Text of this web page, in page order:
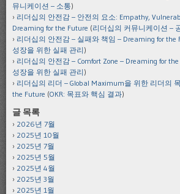
뮤니케이션 – 소통)
리더십의 안전감 – 안전의 요소: Empathy,
Dreaming for the Future (리더십의 커뮤니케이션 –
리더십의 안전감 – 실패와 책임 – Dreaming for the
성장을 위한 실패 관리)
리더십의 안전감 – Comfort Zone – Dreaming for
성장을 위한 실패 관리)
리더십의 리더 – Global Maximum을 위한 리더의
the Future (OKR: 목표와 핵심 결과)
글 목록
2026년 7월
2025년 10월
2025년 7월
2025년 5월
2025년 4월
2025년 3월
2025년 1월